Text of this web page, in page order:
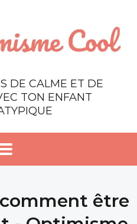
DE CALME ET DE
TON ENFANT
être